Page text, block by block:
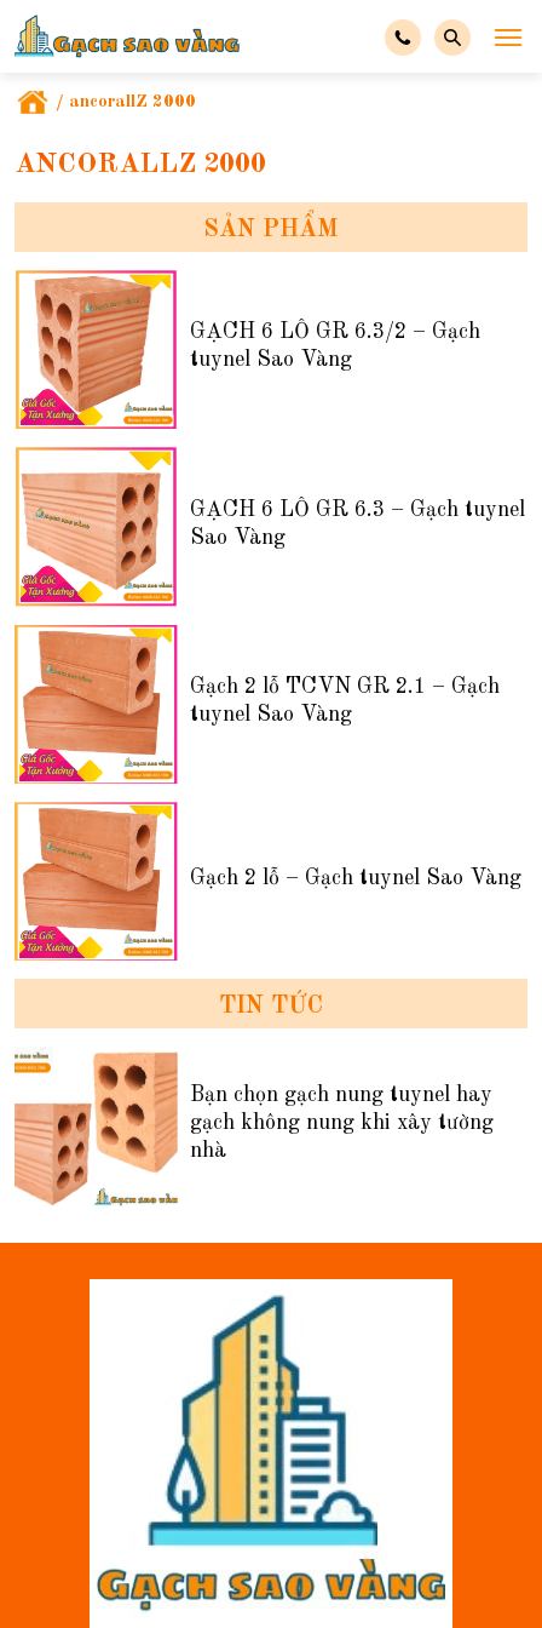
/ ancorallZ 2000
ANCORALLZ 2000
SẢN PHẨM
GẠCH 6 LỖ GR 6.3/2 – Gạch
tuynel Sao Vàng
GẠCH 6 LỖ GR 6.3 – Gạch tuynel
Sao Vàng
Gạch 2 lỗ TCVN GR 2.1 – Gạch
tuynel Sao Vàng
Gạch 2 lỗ – Gạch tuynel Sao Vàng
TIN TỨC
Bạn chọn gạch nung tuynel hay
gạch không nung khi xây tường
nhà